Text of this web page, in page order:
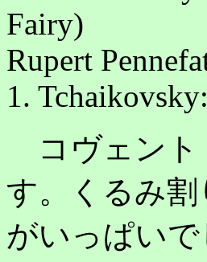
Fairy)
Rupert
1.
コヴェント
す。くるみ
がいっぱい